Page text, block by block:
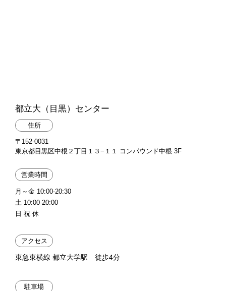
都立大（目黒）センター
住所
〒152-0031
東京都目黒区中根２丁目１３−１１ コンパウンド中根 3F
営業時間
月～金 10:00-20:30
土 10:00-20:00
日 祝 休
アクセス
東急東横線 都立大学駅 徒歩4分
駐車場